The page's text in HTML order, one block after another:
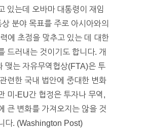
있는데 오바마 대통령이 재임
분야 목표를 주로 아시아와의
에 초점을 맞추고 있는 데 대한
드러내는 것이기도 합니다. 개
맺는 자유무역협상(FTA)은 투
련한 국내 법안에 중대한 변화
미-EU간 협정은 투자나 무역,
큰 변화를 가져오지는 않을 것
다. (Washington Post)